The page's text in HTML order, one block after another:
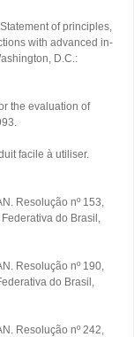
of principles,
with advanced in-
D.C.:
the evaluation of
facile à utiliser.
Resolução nº 153,
do Brasil,
Resolução nº 190,
do Brasil,
Resolução nº 242,